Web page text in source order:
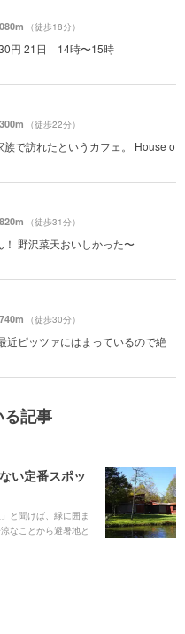
（徒歩18分）
円 21日 14時〜15時
（徒歩22分）
で訪れたというカフェ。 House o
（徒歩31分）
！ 野沢菜天おいしかった〜
（徒歩30分）
近ピッツァにはまっているので絶
記事
い定番スポッ
と聞けば、緑に囲ま
なことから避暑地と
州みやげ選びも楽し